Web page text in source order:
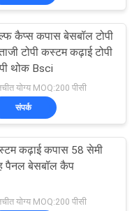
कैप्स कपास बेसबॉल टोपी
टोपी कस्टम कढ़ाई टोपी
थोक Bsci
योग्य MOQ:200 पीसी
संपर्क
कढ़ाई कपास 58 सेमी
पैनल बेसबॉल कैप
योग्य MOQ:200 पीसी